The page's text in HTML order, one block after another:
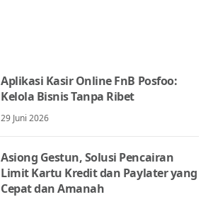
Aplikasi Kasir Online FnB Posfoo:
Kelola Bisnis Tanpa Ribet
29 Juni 2026
Asiong Gestun, Solusi Pencairan
Limit Kartu Kredit dan Paylater yang
Cepat dan Amanah